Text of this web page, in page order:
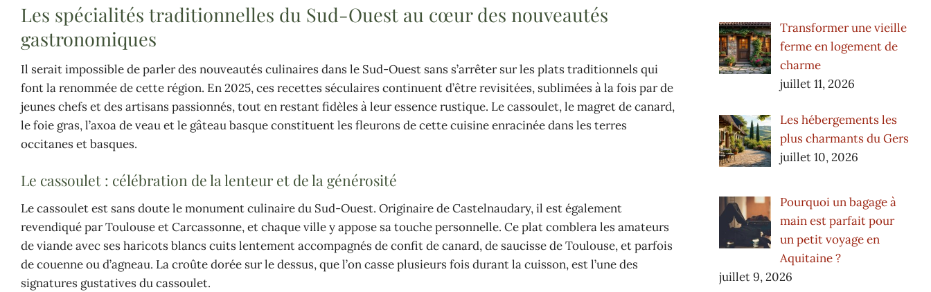
Les spécialités traditionnelles du Sud-Ouest au cœur des nouveautés
gastronomiques
Il serait impossible de parler des nouveautés culinaires dans le Sud-Ouest sans s’arrêter sur les plats traditionnels qui
font la renommée de cette région. En 2025, ces recettes séculaires continuent d’être revisitées, sublimées à la fois par de
jeunes chefs et des artisans passionnés, tout en restant fidèles à leur essence rustique. Le cassoulet, le magret de canard,
le foie gras, l’axoa de veau et le gâteau basque constituent les fleurons de cette cuisine enracinée dans les terres
occitanes et basques.
Le cassoulet : célébration de la lenteur et de la générosité
Le cassoulet est sans doute le monument culinaire du Sud-Ouest. Originaire de Castelnaudary, il est également
revendiqué par Toulouse et Carcassonne, et chaque ville y appose sa touche personnelle. Ce plat comblera les amateurs
de viande avec ses haricots blancs cuits lentement accompagnés de confit de canard, de saucisse de Toulouse, et parfois
de couenne ou d’agneau. La croûte dorée sur le dessus, que l’on casse plusieurs fois durant la cuisson, est l’une des
signatures gustatives du cassoulet.
Transformer une vieille
ferme en logement de
charme
juillet 11, 2026
Les hébergements les
plus charmants du Gers
juillet 10, 2026
Pourquoi un bagage à
main est parfait pour
un petit voyage en
Aquitaine ?
juillet 9, 2026